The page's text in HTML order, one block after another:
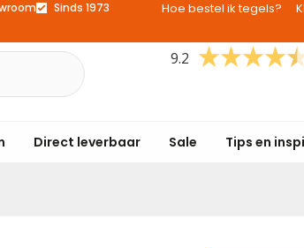
Sinds 1973 Hoe bestel ik tegels?
9.2
Direct leverbaar Sale Tips en